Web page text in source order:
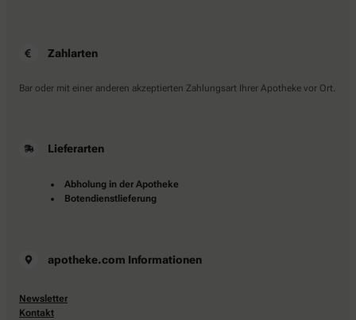
Zahlarten
Bar oder mit einer anderen akzeptierten Zahlungsart Ihrer Apotheke vor Ort.
Lieferarten
Abholung in der Apotheke
Botendienstlieferung
apotheke.com Informationen
Newsletter
Kontakt